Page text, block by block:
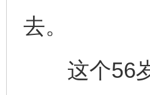
去。
这个56岁